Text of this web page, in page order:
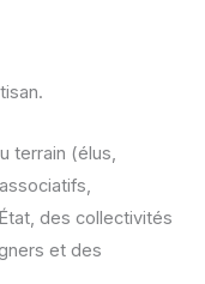
terrain (élus,
des collectivités
et des